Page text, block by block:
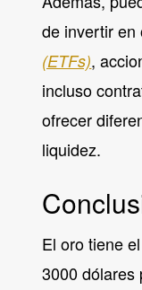
de invertir en
(ETFs),
incluso
ofrecer
liquidez.
El oro tiene
3000 dólares